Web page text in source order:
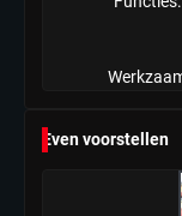
Even voorstellen